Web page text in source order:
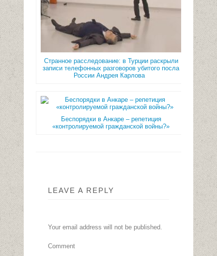
Странное расследование: в Турции раскрыли
записи телефонных разговоров убитого посла
России Андрея Карлова
Беспорядки в Анкаре – репетиция
«контролируемой гражданской войны?»
LEAVE A REPLY
Your email address will not be published.
Comment